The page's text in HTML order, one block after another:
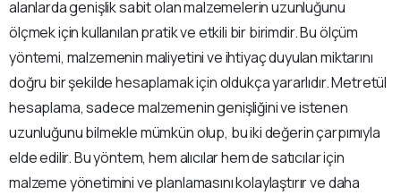
alanlarda genişlik sabit olan malzemelerin uzunluğunu
ölçmek için kullanılan pratik ve etkili bir birimdir. Bu ölçüm
yöntemi, malzemenin maliyetini ve ihtiyaç duyulan miktarını
doğru bir şekilde hesaplamak için oldukça yararlıdır. Metretül
hesaplama, sadece malzemenin genişliğini ve istenen
uzunluğunu bilmekle mümkün olup, bu iki değerin çarpımıyla
elde edilir. Bu yöntem, hem alıcılar hem de satıcılar için
malzeme yönetimini ve planlamasını kolaylaştırır ve daha